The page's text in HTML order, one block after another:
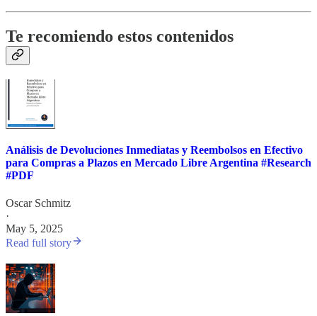
Te recomiendo estos contenidos
Análisis de Devoluciones Inmediatas y Reembolsos en Efectivo
para Compras a Plazos en Mercado Libre Argentina #Research
#PDF
Oscar Schmitz
·
May 5, 2025
Read full story